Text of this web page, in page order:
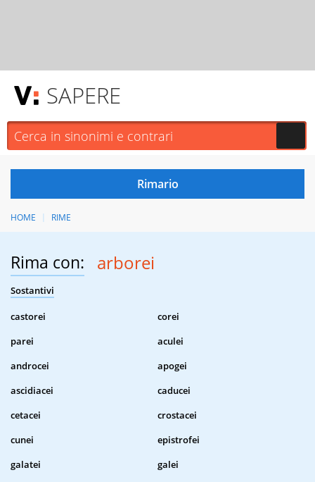
SAPERE
HOME RIME
Rima con: arborei
Sostantivi
castorei
corei
parei
aculei
androcei
apogei
ascidiacei
caducei
cetacei
crostacei
cunei
epistrofei
galatei
galei